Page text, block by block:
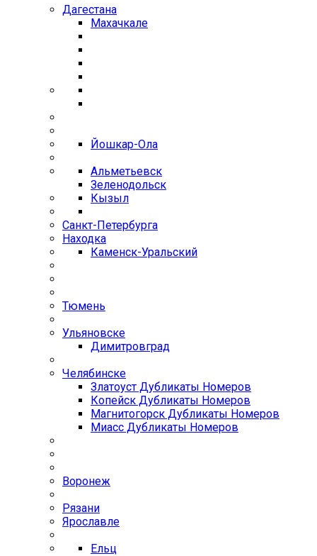
Дагестана
Махачкале
Йошкар-Ола
Альметьевск
Зеленодольск
Кызыл
Санкт-Петербурга
Находка
Каменск-Уральский
Тюмень
Ульяновске
Димитровград
Челябинске
Златоуст Дубликаты Номеров
Копейск Дубликаты Номеров
Магнитогорск Дубликаты Номеров
Миасс Дубликаты Номеров
Воронеж
Рязани
Ярославле
Ельц